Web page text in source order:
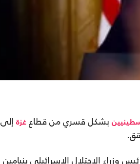
بشكل قسري من قطاع غزة إلى
الاحتلال الإسرائيلي بنيامين